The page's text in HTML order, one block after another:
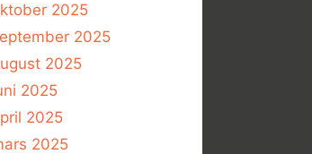
2025
2025
2025
2025
2025
2025